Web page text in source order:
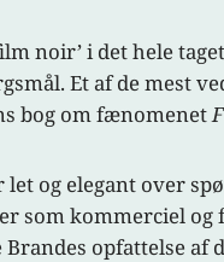
noir’ i det hele
Et af de mest
bog om fænomenet
og elegant over
som kommerciel
opfattelse af